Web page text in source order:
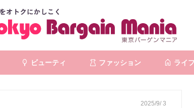
ビューティ ファッション ライフ
2025/9/ 3